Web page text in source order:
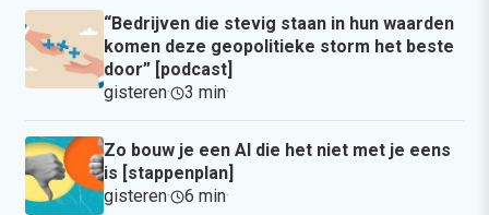
“Bedrijven die stevig staan in hun waarden
komen deze geopolitieke storm het beste
door” [podcast]
gisteren· 3 min·
Zo bouw je een AI die het niet met je eens
is [stappenplan]
gisteren· 6 min·